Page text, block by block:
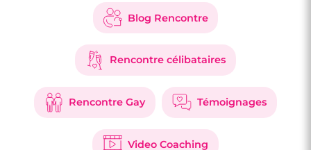
Blog Rencontre
Rencontre célibataires
Rencontre Gay Témoignages
Video Coaching